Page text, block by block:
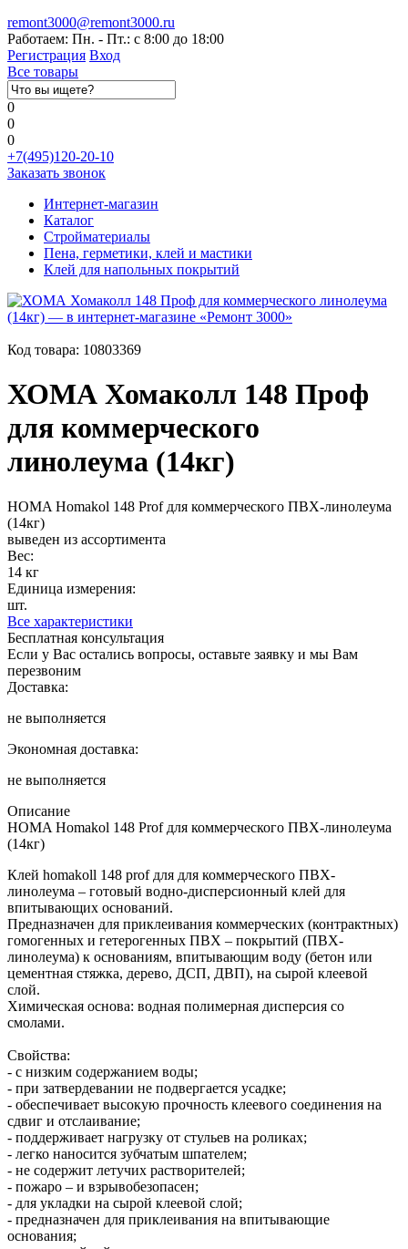
remont3000@remont3000.ru
Работаем: Пн. - Пт.: с 8:00 до 18:00
Регистрация Вход
Все товары
0
0
0
+7(495)120-20-10
Заказать звонок
Интернет-магазин
Каталог
Стройматериалы
Пена, герметики, клей и мастики
Клей для напольных покрытий
Код товара: 10803369
ХОМА Хомаколл 148 Проф
для коммерческого
линолеума (14кг)
HOMA Homakol 148 Prof для коммерческого ПВХ-линолеума
(14кг)
выведен из ассортимента
Вес:
14 кг
Единица измерения:
шт.
Все характеристики
Бесплатная консультация
Если у Вас остались вопросы, оставьте заявку и мы Вам
перезвоним
Доставка:
не выполняется
Экономная доставка:
не выполняется
Описание
HOMA Homakol 148 Prof для коммерческого ПВХ-линолеума
(14кг)
Клей homakoll 148 prof для для коммерческого ПВХ-
линолеума – готовый водно-дисперсионный клей для
впитывающих оснований.
Предназначен для приклеивания коммерческих (контрактных)
гомогенных и гетерогенных ПВХ – покрытий (ПВХ-
линолеума) к основаниям, впитывающим воду (бетон или
цементная стяжка, дерево, ДСП, ДВП), на сырой клеевой
слой.
Химическая основа: водная полимерная дисперсия со
смолами.
Свойства:
- с низким содержанием воды;
- при затвердевании не подвергается усадке;
- обеспечивает высокую прочность клеевого соединения на
сдвиг и отслаивание;
- поддерживает нагрузку от стульев на роликах;
- легко наносится зубчатым шпателем;
- не содержит летучих растворителей;
- пожаро – и взрывобезопасен;
- для укладки на сырой клеевой слой;
- предназначен для приклеивания на впитывающие
основания;